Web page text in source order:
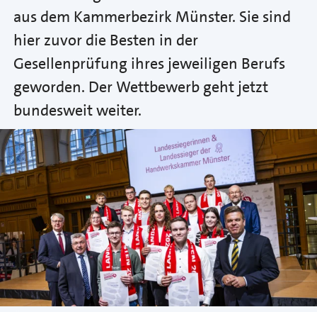
aus dem Kammerbezirk Münster. Sie sind
hier zuvor die Besten in der
Gesellenprüfung ihres jeweiligen Berufs
geworden. Der Wettbewerb geht jetzt
bundesweit weiter.